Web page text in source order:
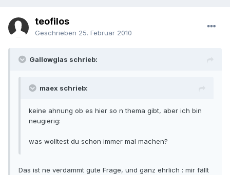
teofilos
Geschrieben 25. Februar 2010
Gallowglas schrieb:
maex schrieb:
keine ahnung ob es hier so n thema gibt, aber ich bin
neugierig:
was wolltest du schon immer mal machen?
Das ist ne verdammt gute Frage, und ganz ehrlich : mir fällt